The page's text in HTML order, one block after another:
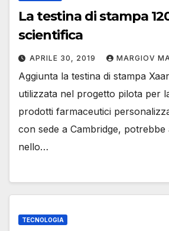
La testina di stampa 1201 di Xaar
scientifica
APRILE 30, 2019 MARGIOV
Aggiunta la testina di stampa
utilizzata nel progetto pilota per
prodotti farmaceutici
con sede a Cambridge,
nello…
TECNOLOGIA